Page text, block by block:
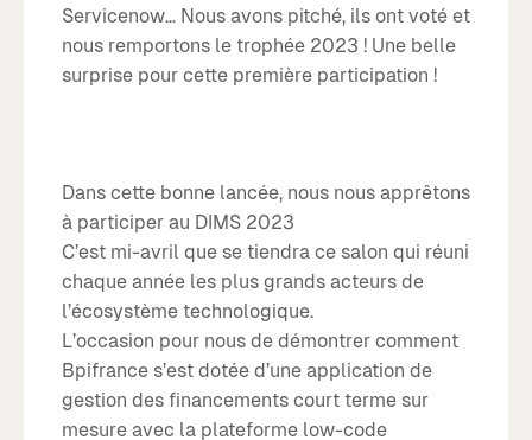
Servicenow… Nous avons pitché, ils ont voté et
nous remportons le trophée 2023 ! Une belle
surprise pour cette première participation !
Dans cette bonne lancée, nous nous apprêtons
à participer au DIMS 2023
C’est mi-avril que se tiendra ce salon qui réuni
chaque année les plus grands acteurs de
l’écosystème technologique.
L’occasion pour nous de démontrer comment
Bpifrance s’est dotée d’une application de
gestion des financements court terme sur
mesure avec la plateforme low-code